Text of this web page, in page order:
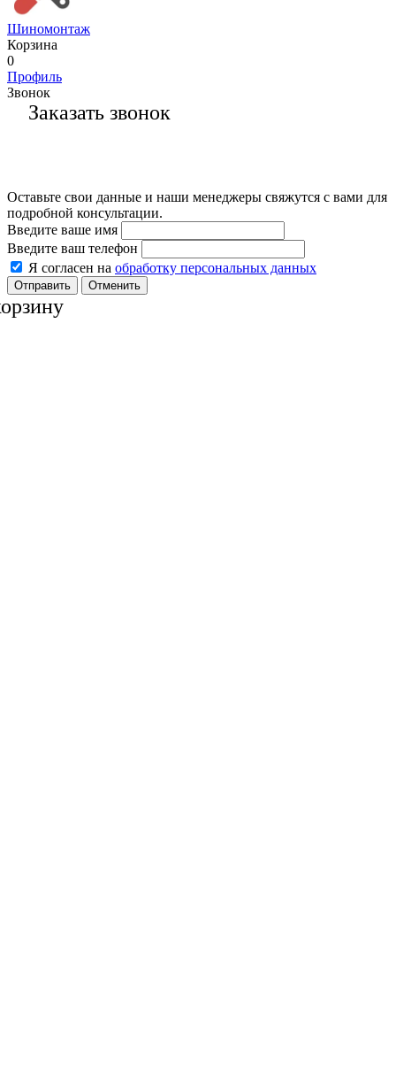
Шиномонтаж
Корзина
0
Профиль
Звонок
Заказать звонок
Оставьте свои данные и наши менеджеры свяжутся с вами для
подробной консультации.
Введите ваше имя
Введите ваш телефон
Я согласен на обработку персональных данных
Отменить